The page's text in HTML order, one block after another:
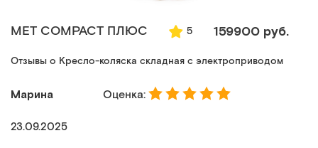
MET COMPACT ПЛЮС 5 159900 руб.
Отзывы о Кресло-коляска складная с электроприводом
Марина Оценка:
23.09.2025